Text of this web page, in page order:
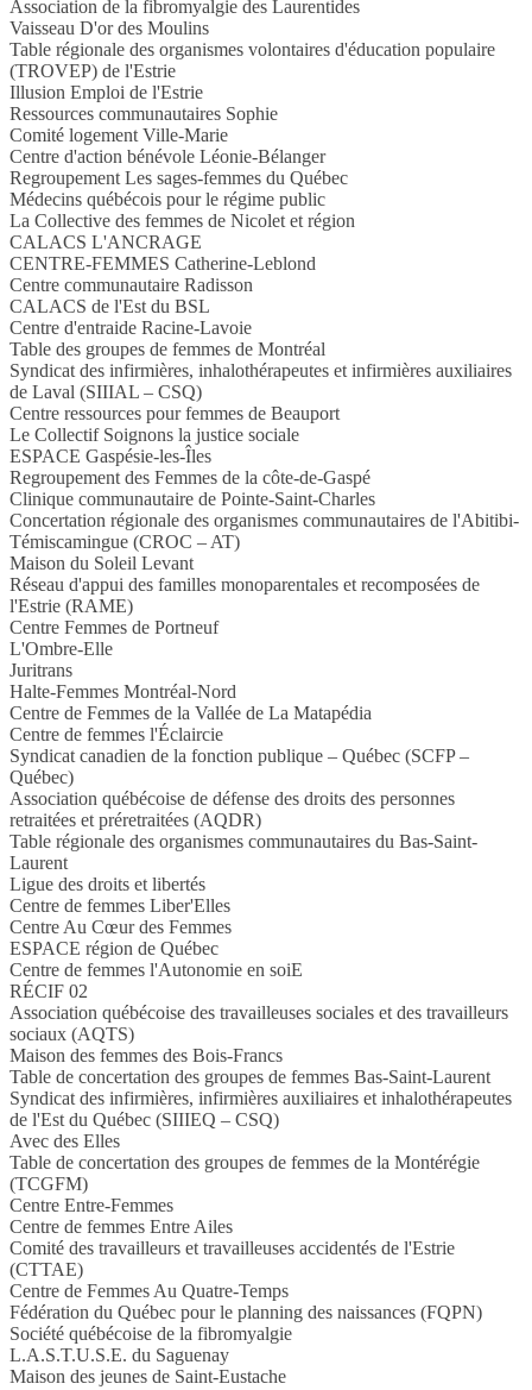
Association de la fibromyalgie des Laurentides
Vaisseau D'or des Moulins
Table régionale des organismes volontaires d'éducation populaire
(TROVEP) de l'Estrie
Illusion Emploi de l'Estrie
Ressources communautaires Sophie
Comité logement Ville-Marie
Centre d'action bénévole Léonie-Bélanger
Regroupement Les sages-femmes du Québec
Médecins québécois pour le régime public
La Collective des femmes de Nicolet et région
CALACS L'ANCRAGE
CENTRE-FEMMES Catherine-Leblond
Centre communautaire Radisson
CALACS de l'Est du BSL
Centre d'entraide Racine-Lavoie
Table des groupes de femmes de Montréal
Syndicat des infirmières, inhalothérapeutes et infirmières auxiliaires
de Laval (SIIIAL – CSQ)
Centre ressources pour femmes de Beauport
Le Collectif Soignons la justice sociale
ESPACE Gaspésie-les-Îles
Regroupement des Femmes de la côte-de-Gaspé
Clinique communautaire de Pointe-Saint-Charles
Concertation régionale des organismes communautaires de l'Abitibi-
Témiscamingue (CROC – AT)
Maison du Soleil Levant
Réseau d'appui des familles monoparentales et recomposées de
l'Estrie (RAME)
Centre Femmes de Portneuf
L'Ombre-Elle
Juritrans
Halte-Femmes Montréal-Nord
Centre de Femmes de la Vallée de La Matapédia
Centre de femmes l'Éclaircie
Syndicat canadien de la fonction publique – Québec (SCFP –
Québec)
Association québécoise de défense des droits des personnes
retraitées et préretraitées (AQDR)
Table régionale des organismes communautaires du Bas-Saint-
Laurent
Ligue des droits et libertés
Centre de femmes Liber'Elles
Centre Au Cœur des Femmes
ESPACE région de Québec
Centre de femmes l'Autonomie en soiE
RÉCIF 02
Association québécoise des travailleuses sociales et des travailleurs
sociaux (AQTS)
Maison des femmes des Bois-Francs
Table de concertation des groupes de femmes Bas-Saint-Laurent
Syndicat des infirmières, infirmières auxiliaires et inhalothérapeutes
de l'Est du Québec (SIIIEQ – CSQ)
Avec des Elles
Table de concertation des groupes de femmes de la Montérégie
(TCGFM)
Centre Entre-Femmes
Centre de femmes Entre Ailes
Comité des travailleurs et travailleuses accidentés de l'Estrie
(CTTAE)
Centre de Femmes Au Quatre-Temps
Fédération du Québec pour le planning des naissances (FQPN)
Société québécoise de la fibromyalgie
L.A.S.T.U.S.E. du Saguenay
Maison des jeunes de Saint-Eustache